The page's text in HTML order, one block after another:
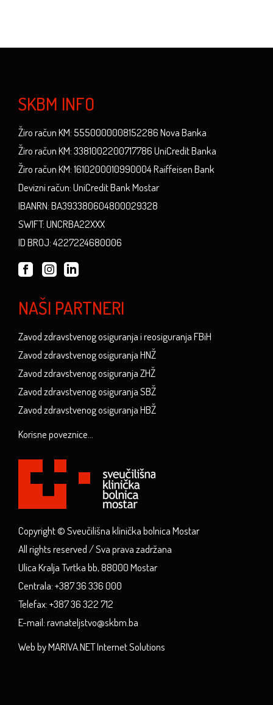
SKBM INFO
Žiro račun KM: 5550000008152286 Nova Banka
Žiro račun KM: 3381002200717786 UniCredit Banka
Žiro račun KM: 1610200010990004 Raiffeisen Bank
Devizni račun: UniCredit Bank Mostar
IBANRN: BA393380604800029328
SWIFT: UNCRBA22XXX
ID BROJ: 4227224680006
NAŠI PARTNERI
Zavod zdravstvenog osiguranja i reosiguranja FBiH
Zavod zdravstvenog osiguranja HNŽ
Zavod zdravstvenog osiguranja ZHŽ
Zavod zdravstvenog osiguranja SBŽ
Zavod zdravstvenog osiguranja HBŽ
Korisne poveznice...
Copyright © Sveučilišna klinička bolnica Mostar
All rights reserved / Sva prava zadržana
Ulica Kralja Tvrtka bb, 88000 Mostar
Centrala: +387 36 336 000
Telefax: +387 36 322 712
E-mail: ravnateljstvo@skbm.ba
Web by MARIVA.NET Internet Solutions